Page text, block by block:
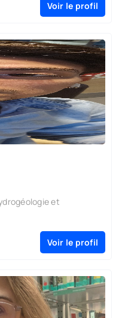
Voir le profil
et
Voir le profil